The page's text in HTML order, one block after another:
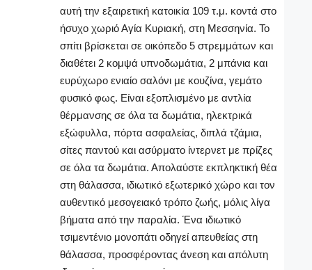
αυτή την εξαιρετική κατοικία 109 τ.μ. κοντά στο
ήσυχο χωριό Αγία Κυριακή, στη Μεσσηνία. Το
σπίτι βρίσκεται σε οικόπεδο 5 στρεμμάτων και
διαθέτει 2 κομψά υπνοδωμάτια, 2 μπάνια και
ευρύχωρο ενιαίο σαλόνι με κουζίνα, γεμάτο
φυσικό φως. Είναι εξοπλισμένο με αντλία
θέρμανσης σε όλα τα δωμάτια, ηλεκτρικά
εξώφυλλα, πόρτα ασφαλείας, διπλά τζάμια,
σίτες παντού και ασύρματο ίντερνετ με πρίζες
σε όλα τα δωμάτια. Απολαύστε εκπληκτική θέα
στη θάλασσα, ιδιωτικό εξωτερικό χώρο και τον
αυθεντικό μεσογειακό τρόπο ζωής, μόλις λίγα
βήματα από την παραλία. Ένα ιδιωτικό
τσιμεντένιο μονοπάτι οδηγεί απευθείας στη
θάλασσα, προσφέροντας άνεση και απόλυτη